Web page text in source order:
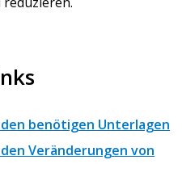
benötigen Unterlagen
Veränderungen von